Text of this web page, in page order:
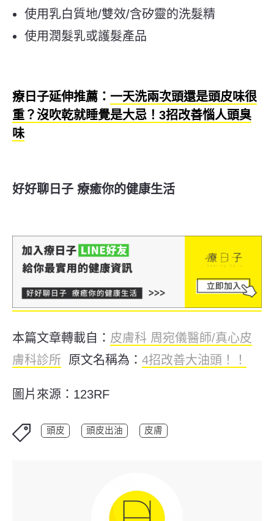
使用乳白質地/雙效/含矽靈的洗髮精
使用潤髮乳或護髮產品
療日子延伸推薦： 一天洗兩次頭還是頭皮味很
重？沒吹乾就睡覺是大忌！3招改善惱人頭臭
味
好好聊日子 療癒你的健康生活
本篇文章轉載自： 皮膚科 周宛儀醫師/真心皮
膚科診所 原文名稱為： 4招改善大油頭！！
圖片來源：123RF
頭皮 頭皮出油 皮膚